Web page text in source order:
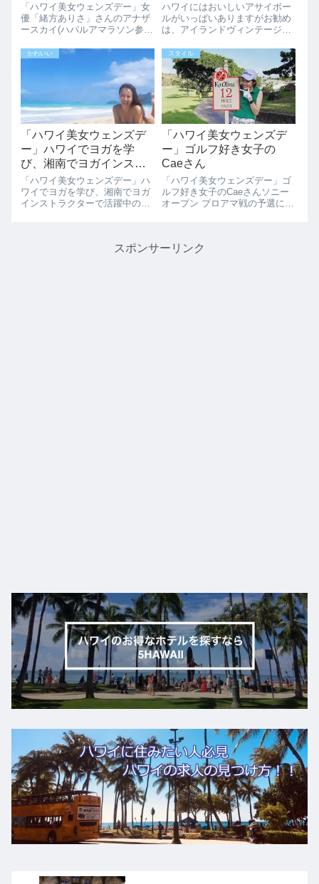
パルアマラソン参加)
「ハワイ美女ウェンズデー」女
優「緒方ありさ」さんのアナザ
ースカイ(ハパルアマラソン参
などに出演さている女優「緒方
ありさ」さんのアナザースカイ
「ハワイ」。ハパルアマラソン
を走った今回の15回目のハワイ
旅行をインタ...
ハワイにはおいしいアサイボー
ルがいっぱいありますがお勧め
は、アイランドヴィンテージコ
てください。このおいしそうな
アサイボール。ワイキキのアイ
ランドヴィンテージコーヒーは
いつも込んでいるので、私はい
つもコオリナに行...
かわいい
「ハワイ美女ウェンズデ
ー」ハワイでヨガを学
び、湘南でヨガインスト
ラクターで活躍中のShiori
さんのハワイとは
「ハワイ美女ウェンズデー」ハ
ワイでヨガを学び、湘南でヨガ
インストラクターで活躍中の
トラクターとして活躍中の
スタイル
「ハワイ美女ウェンズデ
ー」ゴルフ好き女子の
Caeさん
「ハワイ美女ウェンズデー」ゴ
ルフ好き女子のCaeさんソニー
オープン プロアマ戦の予選にご
女子のハワイ滞在をインタビュ
スポンサーリンク